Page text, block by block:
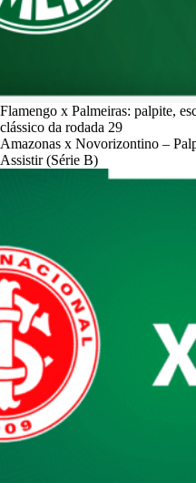
Flamengo x Palmeiras: palpite,
clássico da rodada 29
Amazonas x Novorizontino –
Assistir (Série B)